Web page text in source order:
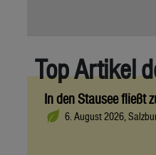
Top Artikel
In den Stausee fließt
6. August 2026,